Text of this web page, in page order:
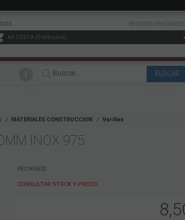
REGISTRO / INICIAR
MI CESTA 0 artículos
MATERIALES CONSTRUCCION Varillas
INOX 975
REC909532
CONSULTAR STOCK Y PRECIO